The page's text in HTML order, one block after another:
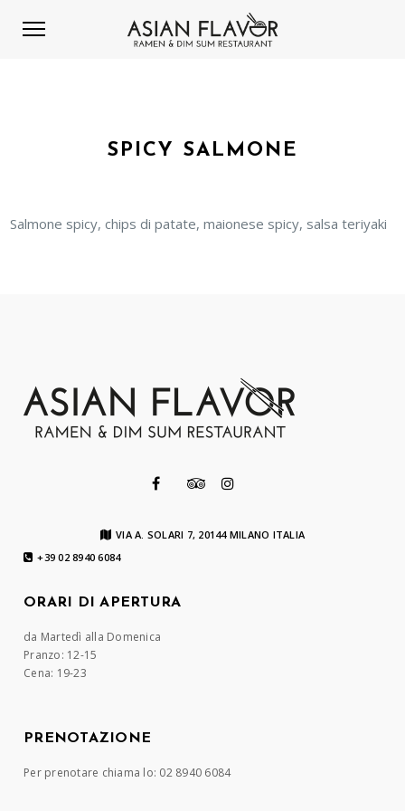
SPICY SALMONE
Salmone spicy, chips di patate, maionese spicy, salsa teriyaki
VIA A. SOLARI 7, 20144 MILANO ITALIA
+39 02 8940 6084
ORARI DI APERTURA
da Martedì alla Domenica
Pranzo: 12-15
Cena: 19-23
PRENOTAZIONE
Per prenotare chiama lo: 02 8940 6084